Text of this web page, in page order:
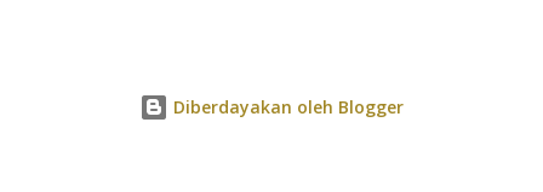
Diberdayakan oleh Blogger